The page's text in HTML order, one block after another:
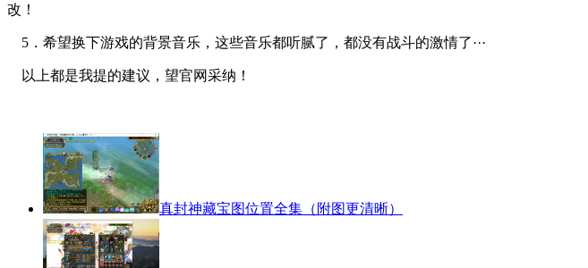
改！
5．希望换下游戏的背景音乐，这些音乐都听腻了，都没有战斗的激情了···
以上都是我提的建议，望官网采纳！
真封神藏宝图位置全集（附图更清晰）